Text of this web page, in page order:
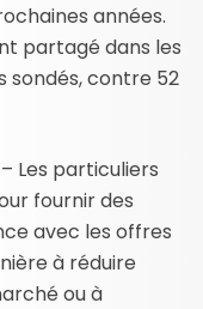
années.
partagé dans les
sondés, contre 52
Les particuliers
fournir des
avec les offres
à réduire
ou à